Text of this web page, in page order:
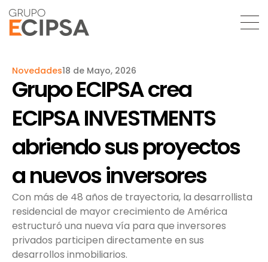
Novedades18 de Mayo, 2026
Grupo ECIPSA crea
ECIPSA INVESTMENTS
abriendo sus proyectos
a nuevos inversores
Con más de 48 años de trayectoria, la desarrollista
residencial de mayor crecimiento de América
estructuró una nueva vía para que inversores
privados participen directamente en sus
desarrollos inmobiliarios.